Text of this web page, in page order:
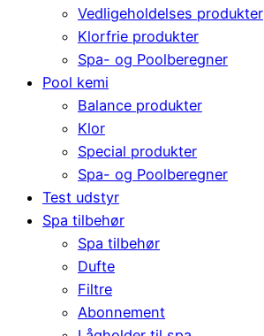
Vedligeholdelses produkter
Klorfrie produkter
Spa- og Poolberegner
Pool kemi
Balance produkter
Klor
Special produkter
Spa- og Poolberegner
Test udstyr
Spa tilbehør
Spa tilbehør
Dufte
Filtre
Abonnement